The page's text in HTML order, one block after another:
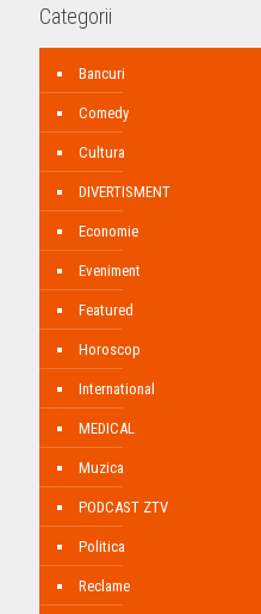
Categorii
Bancuri
Comedy
Cultura
DIVERTISMENT
Economie
Eveniment
Featured
Horoscop
International
MEDICAL
Muzica
PODCAST ZTV
Politica
Reclame